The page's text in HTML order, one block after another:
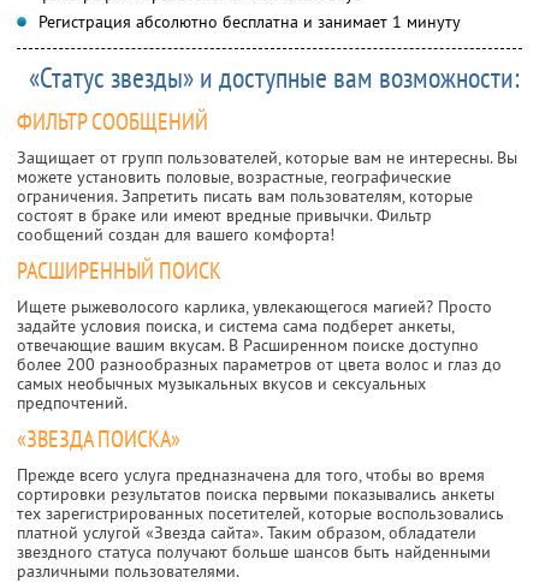
Регистрация абсолютно бесплатна и занимает 1 минуту
«Статус звезды» и доступные вам возможности:
ФИЛЬТР СООБЩЕНИЙ
Защищает от групп пользователей, которые вам не интересны. Вы
можете установить половые, возрастные, географические
ограничения. Запретить писать вам пользователям, которые
состоят в браке или имеют вредные привычки. Фильтр
сообщений создан для вашего комфорта!
РАСШИРЕННЫЙ ПОИСК
Ищете рыжеволосого карлика, увлекающегося магией? Просто
задайте условия поиска, и система сама подберет анкеты,
отвечающие вашим вкусам. В Расширенном поиске доступно
более 200 разнообразных параметров от цвета волос и глаз до
самых необычных музыкальных вкусов и сексуальных
предпочтений.
«ЗВЕЗДА ПОИСКА»
Прежде всего услуга предназначена для того, чтобы во время
сортировки результатов поиска первыми показывались анкеты
тех зарегистрированных посетителей, которые воспользовались
платной услугой «Звезда сайта». Таким образом, обладатели
звездного статуса получают больше шансов быть найденными
различными пользователями.